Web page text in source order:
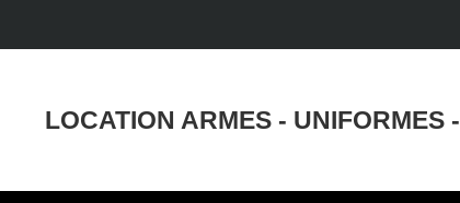
LOCATION ARMES - UNIFORMES